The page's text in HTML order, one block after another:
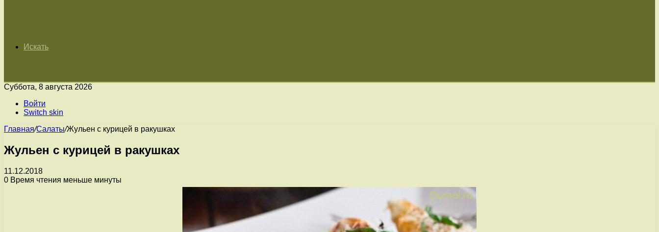
Искать
Суббота, 8 августа 2026
Войти
Switch skin
Главная/Салаты/Жульен с курицей в ракушках
Жульен с курицей в ракушках
11.12.2018
0 Время чтения меньше минуты